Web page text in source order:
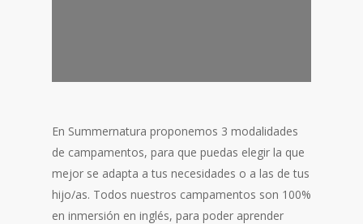
En Summernatura proponemos 3 modalidades
de campamentos, para que puedas elegir la que
mejor se adapta a tus necesidades o a las de tus
hijo/as. Todos nuestros campamentos son 100%
en inmersión en inglés, para poder aprender